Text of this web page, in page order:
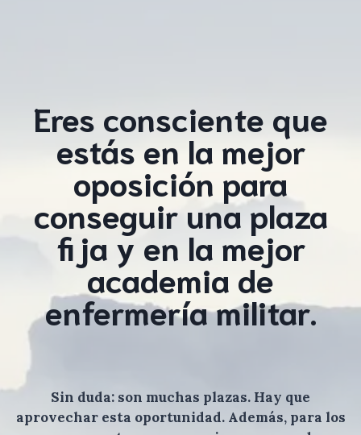
Eres consciente que
estás en la mejor
oposición para
conseguir una plaza
fija y en la mejor
academia de
enfermería militar.
Sin duda: son muchas plazas. Hay que
aprovechar esta oportunidad. Además, para los